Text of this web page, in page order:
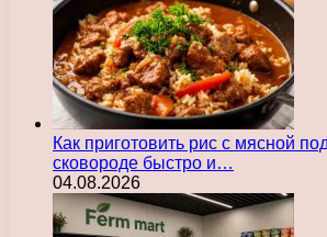
Как приготовить рис с мясной
сковороде быстро и…
04.08.2026